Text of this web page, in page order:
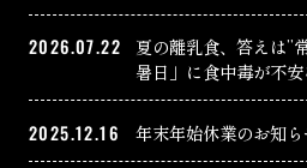
2026.07.22
夏の離乳食、答えは”
暑日」に食中毒が不
2025.12.16 年末年始休業のお知ら